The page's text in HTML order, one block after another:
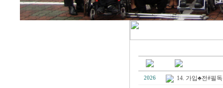
2026 14. 가입♣전#필